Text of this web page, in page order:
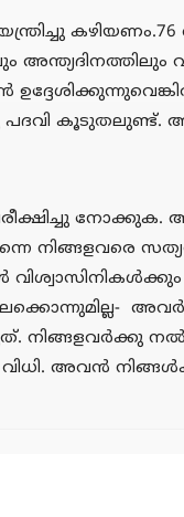
കൂടുതലുണ്ട്.
നിങ്ങളവരെ
നിങ്ങളവര്‍ക്കു
അവന്‍